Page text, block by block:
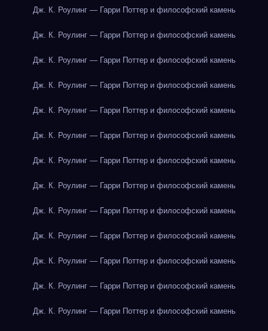
Дж. К. Роулинг — Гарри Поттер и философский камень
Дж. К. Роулинг — Гарри Поттер и философский камень
Дж. К. Роулинг — Гарри Поттер и философский камень
Дж. К. Роулинг — Гарри Поттер и философский камень
Дж. К. Роулинг — Гарри Поттер и философский камень
Дж. К. Роулинг — Гарри Поттер и философский камень
Дж. К. Роулинг — Гарри Поттер и философский камень
Дж. К. Роулинг — Гарри Поттер и философский камень
Дж. К. Роулинг — Гарри Поттер и философский камень
Дж. К. Роулинг — Гарри Поттер и философский камень
Дж. К. Роулинг — Гарри Поттер и философский камень
Дж. К. Роулинг — Гарри Поттер и философский камень
Дж. К. Роулинг — Гарри Поттер и философский камень